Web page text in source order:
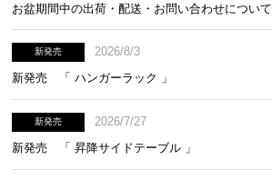
電源コードは約1.8mと長めの設計。
お盆期間中の出荷・配送・お問い合わせについて
新発売
2026/8/3
新発売 「 ハンガーラック 」
新発売
2026/7/27
新発売 「 昇降サイドテーブル 」